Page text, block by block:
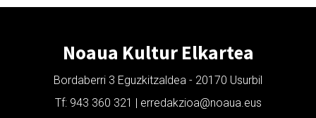
Noaua Kultur Elkartea
Bordaberri 3 Eguzkitzaldea - 20170 Usurbil
Tf: 943 360 321 | erredakzioa@noaua.eus